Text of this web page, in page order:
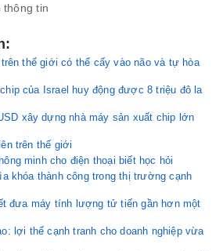
thông tin
thế giới có thể cấy vào não và tự hòa
của Israel huy động được 8 triệu đô la
xây dựng nhà máy sản xuất chip lớn
trên thế giới
minh cho điện thoại biết học hỏi
khóa thành công trong thị trường cạnh
đưa máy tính lượng tử tiến gần hơn một
lợi thế cạnh tranh cho doanh nghiệp vừa